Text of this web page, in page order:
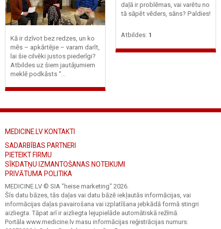
Kā ir dzīvot bez redzes, un ko
mēs – apkārtējie – varam darīt,
lai šie cilvēki justos piederīgi?
Atbildes uz šiem jautājumiem
meklē podkāsts “...
daļā ir problēmas, vai varētu no
tā sāpēt vēders, sāns? Paldies!
Atbildes: 1
MEDICINE.LV KONTAKTI
SADARBĪBAS PARTNERI
PIETEIKT FIRMU
SĪKDATŅU IZMANTOŠANAS NOTEIKUMI
PRIVĀTUMA POLITIKA
MEDICINE.LV © SIA "heise marketing" 2026.
Šīs datu bāzes, tās daļas vai datu bāzē iekļautās informācijas, vai
informācijas daļas pavairošana vai izplatīšana jebkādā formā stingri
aizliegta. Tāpat arī ir aizliegta lejupielāde automātiskā režīmā.
Portāla www.medicine.lv masu informācijas reģistrācijas numurs: